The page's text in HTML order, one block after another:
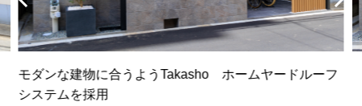
モダンな建物に合うようTakasho ホームヤードルーフ
システムを採用